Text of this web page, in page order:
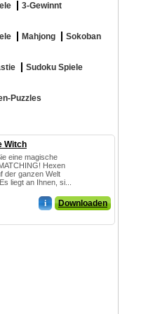
3-Gewinnt
Mahjong Sokoban
Sudoku Spiele
Puzzles
Witch
eine magische
Hexen
der ganzen Welt
liegt an Ihnen, si...
i Downloaden